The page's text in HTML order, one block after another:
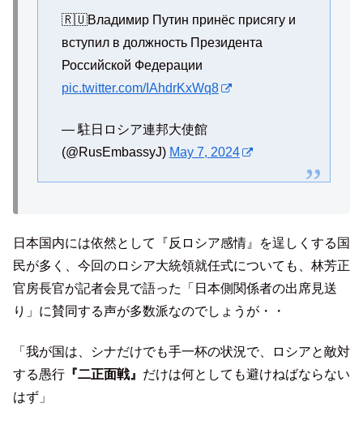
🇷🇺Владимир Путин принёс присягу и
вступил в должность Президента
Российской Федерации
pic.twitter.com/IAhdrKxWq8
— 駐日ロシア連邦大使館
(@RusEmbassyJ) May 7, 2024
日本国内には依然として『反ロシア感情』を逞しくする国
民が多く、今回のロシア大統領就任式についても、林芳正
官房長官が記者会見で語った「日本側関係者の出席見送
り」に賛同する声が多数派なのでしょうが・・
「我が国は、シナだけでも手一杯の状況で、ロシアと敵対
する愚行 『二正面戦』 だけは何としても避けねばならない
はず」